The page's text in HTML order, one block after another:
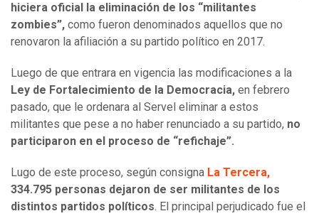
hiciera oficial la eliminación de los “militantes
zombies”, como fueron denominados aquellos que no
renovaron la afiliación a su partido político en 2017.
Luego de que entrara en vigencia las modificaciones a la
Ley de Fortalecimiento de la Democracia, en febrero
pasado, que le ordenara al Servel eliminar a estos
militantes que pese a no haber renunciado a su partido, no
participaron en el proceso de “refichaje”.
Lugo de este proceso, según consigna La Tercera,
334.795 personas dejaron de ser militantes de los
distintos partidos políticos. El principal perjudicado fue el